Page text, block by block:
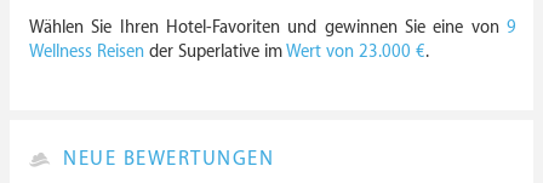
Wählen Sie Ihren Hotel-Favoriten und gewinnen Sie eine von 9
Wellness Reisen der Superlative imWert von 23.000 €.
NEUE BEWERTUNGEN